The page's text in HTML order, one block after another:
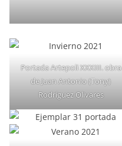
Portada Artepoli XXXIII. obra
de Juan Antonio (Tony)
Rodríguez Olivares